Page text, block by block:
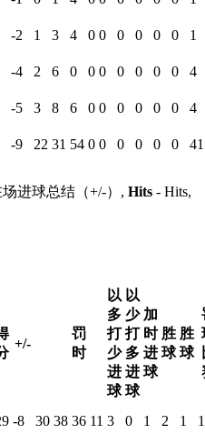
-2 1 3 4 0 0 0 0 0 0
1
-4 2 6 0 0 0 0 0 0 0
4
-5 3 8 6 0 0 0 0 0 0
4
-9 22 31 54 0 0 0 0 0 0
41
场进球总结（+/-）, Hits - Hits,
+/-
罚
时
以
多
打
少
进
球
以
少
打
多
进
球
加
时
进
球
胜
球
胜
球
-8 30 38 36 11 3 0 1 2 1